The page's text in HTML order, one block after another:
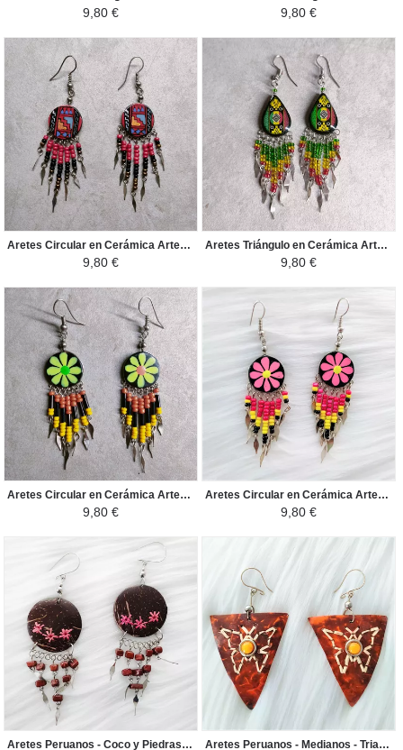
9,80 € 9,80 €
Aretes Circular en Cerámica Artesanal - Perlas de Rocalla - Rojo/Negro/Azul
9,80 €
Aretes Triángulo en Cerámica Artesanal - Perlas Peruanas Rocalla - Amarillo/Verde
9,80 €
Aretes Circular en Cerámica Artesanal - Perlas de Rocalla - Amarillo
9,80 €
Aretes Circular en Cerámica Artesanal - Perlas de Rocalla - Rosado/Amarillo
9,80 €
Aretes Peruanos - Coco y Piedras - Marron/Rosado Aretes Peruanos - Medianos - Triangulo Geométrico de Coco - Naranja